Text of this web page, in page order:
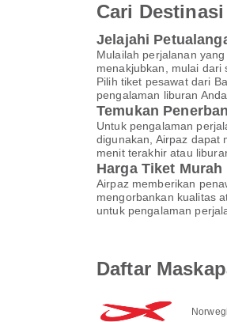
Cari
Jelajahi
Mulailah perjalanan
menakjubkan, mulai dari
Pilih tiket pesawat dari
pengalaman liburan
Temukan
Untuk pengalaman
digunakan, Airpaz dapat
menit terakhir atau
Harga Tiket
Airpaz memberikan
mengorbankan kualitas
untuk pengalaman
Daftar